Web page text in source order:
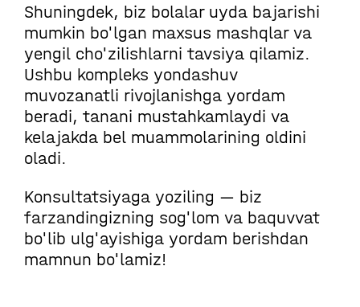
Shuningdek, biz bolalar uyda bajarishi
mumkin bo'lgan maxsus mashqlar va
yengil cho'zilishlarni tavsiya qilamiz.
Ushbu kompleks yondashuv
muvozanatli rivojlanishga yordam
beradi, tanani mustahkamlaydi va
kelajakda bel muammolarining oldini
oladi.
Konsultatsiyaga yoziling — biz
farzandingizning sog'lom va baquvvat
bo'lib ulg'ayishiga yordam berishdan
mamnun bo'lamiz!